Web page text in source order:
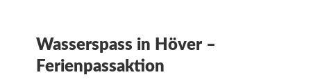
Wasserspass in Höver –
Ferienpassaktion